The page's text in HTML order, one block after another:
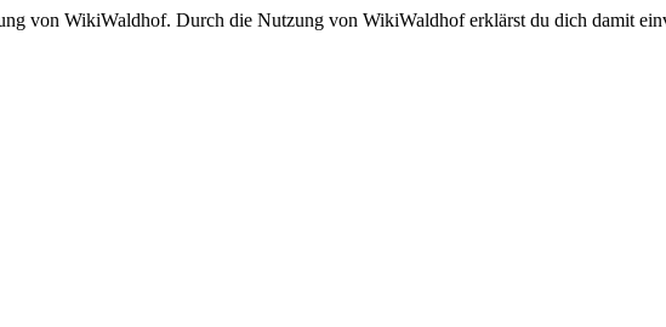
von WikiWaldhof. Durch die Nutzung von WikiWaldhof erklärst du dich damit